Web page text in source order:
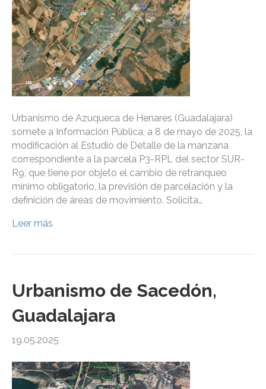
Urbanismo de Azuqueca de Henares (Guadalajara)
somete a Información Pública, a 8 de mayo de 2025, la
modificación al Estudio de Detalle de la manzana
correspondiente a la parcela P3-RPL del sector SUR-
R9, que tiene por objeto el cambio de retranqueo
mínimo obligatorio, la previsión de parcelación y la
definición de áreas de movimiento. Solicita…
Leer más
Urbanismo de Sacedón,
Guadalajara
19.05.2025